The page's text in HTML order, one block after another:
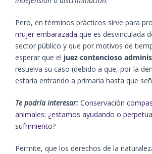
Pero, en términos prácticos sirve para
mujer embarazada que es desvinculada
sector público y que por motivos de
esperar que el juez contencioso
resuelva su caso (debido a que, por la
estaría entrando a primaria hasta que
Te podría interesar: Conservación
animales: ¿estamos ayudando o
sufrimiento?
Permite, que los derechos de la